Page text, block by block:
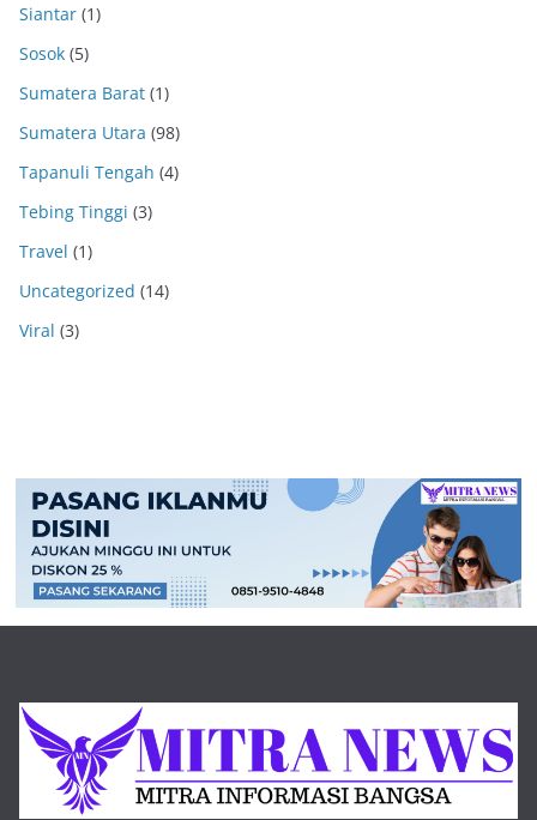
Siantar (1)
Sosok (5)
Sumatera Barat (1)
Sumatera Utara (98)
Tapanuli Tengah (4)
Tebing Tinggi (3)
Travel (1)
Uncategorized (14)
Viral (3)